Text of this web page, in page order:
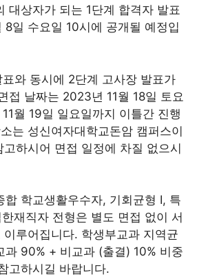
대상자가 되는 1단계 합격자 발표
8일 수요일 10시에 공개될 예정입
와 동시에 2단계 고사장 발표가
접 날짜는 2023년 11월 18일 토요
월 19일 일요일까지 이틀간 진행
는 성신여자대학교돈암 캠퍼스이
하시어 면접 일정에 차질 없으시
합 학교생활우수자, 기회균형 I, 특
재직자 전형은 별도 면접 없이 서
루어집니다. 학생부교과 지역균
과 90% + 비교과 (출결) 10% 비중
고하시길 바랍니다.